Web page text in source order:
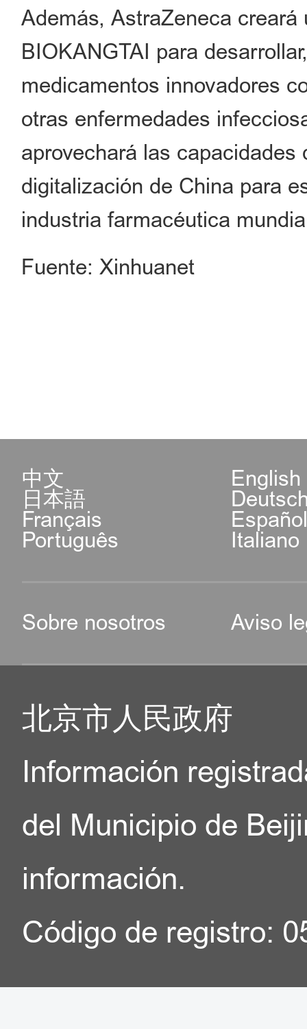
Además, AstraZeneca
BIOKANGTAI para
medicamentos innovadores
otras enfermedades
aprovechará las
digitalización de China para
industria farmacéutica
Fuente: Xinhuanet
中文 English
日本語
Français
Português Italiano
Sobre nosotros Aviso
北京市人民政府
Información
del Municipio de
información.
Código de registro: